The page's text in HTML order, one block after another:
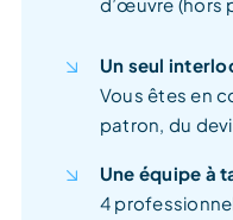
Un seul
Vous êtes en
patron, du
Une équipe à
4